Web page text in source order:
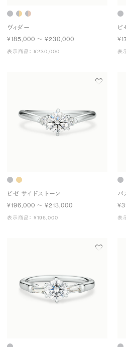
ヴィダー
¥185,000 〜 ¥230,000
表示商品： ¥230,000
ビ
表
ビゼ サイドストーン
¥196,000 〜 ¥213,000
表示商品： ¥196,000
パ
表